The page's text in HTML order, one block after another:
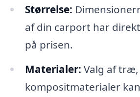
Størrelse:
af din carport har
på prisen.
Materialer: Valg af
kompositmaterialer